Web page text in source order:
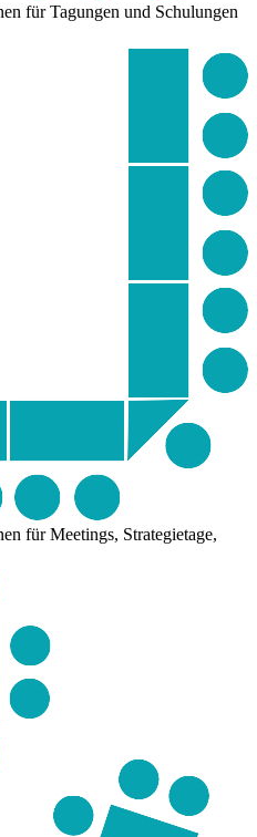
für Tagungen und Schulungen
für Meetings, Strategietage,